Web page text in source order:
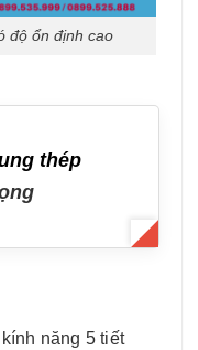
độ ổn định cao
thép
năng 5 tiết